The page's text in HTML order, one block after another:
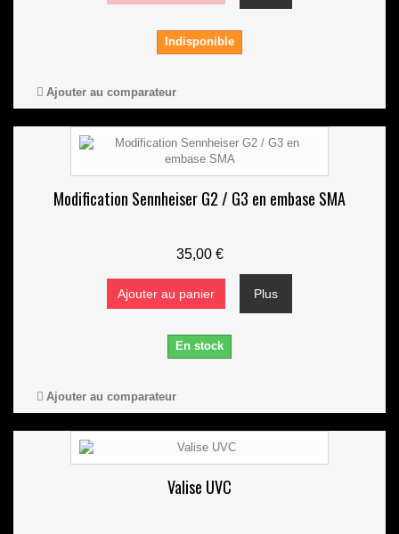
Indisponible
Ajouter au comparateur
Modification Sennheiser G2 / G3 en embase SMA
35,00 €
Ajouter au panier Plus
En stock
Ajouter au comparateur
Valise UVC